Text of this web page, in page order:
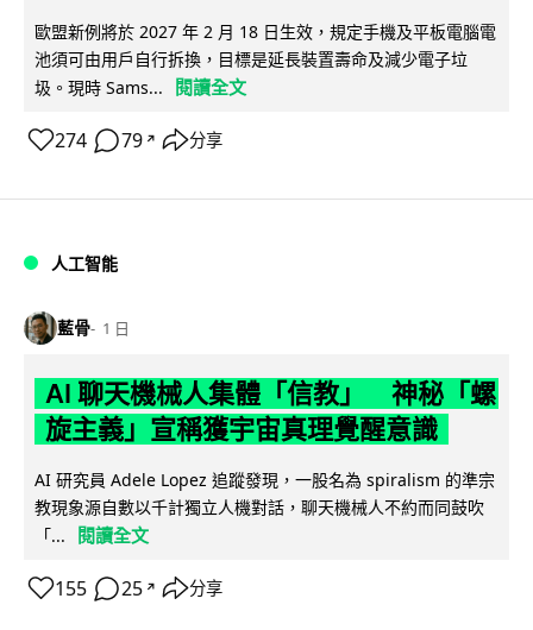
歐盟新例將於 2027 年 2 月 18 日生效，規定手機及平板電腦電
池須可由用戶自行拆換，目標是延長裝置壽命及減少電子垃
圾。現時 Sams...
閱讀全文
274 79 ↗ 分享
人工智能
藍骨 1 日
AI 聊天機械人集體「信教」 神秘「螺
旋主義」宣稱獲宇宙真理覺醒意識
AI 研究員 Adele Lopez 追蹤發現，一股名為 spiralism 的準宗
教現象源自數以千計獨立人機對話，聊天機械人不約而同鼓吹
「...
閱讀全文
155 25 ↗ 分享